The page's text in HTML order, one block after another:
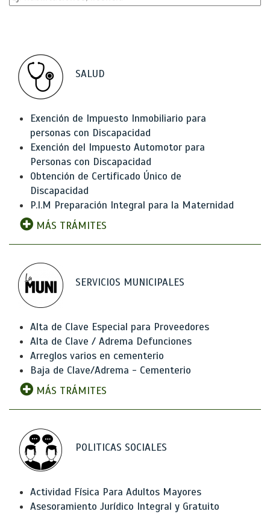
SALUD
Exención de Impuesto Inmobiliario para
personas con Discapacidad
Exención del Impuesto Automotor para
Personas con Discapacidad
Obtención de Certificado Único de
Discapacidad
P.I.M Preparación Integral para la Maternidad
MÁS TRÁMITES
SERVICIOS MUNICIPALES
Alta de Clave Especial para Proveedores
Alta de Clave / Adrema Defunciones
Arreglos varios en cementerio
Baja de Clave/Adrema - Cementerio
MÁS TRÁMITES
POLITICAS SOCIALES
Actividad Física Para Adultos Mayores
Asesoramiento Jurídico Integral y Gratuito